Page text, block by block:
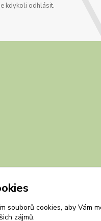
kdykoli odhlásit.
souborů cookies, aby Vám
zájmů.